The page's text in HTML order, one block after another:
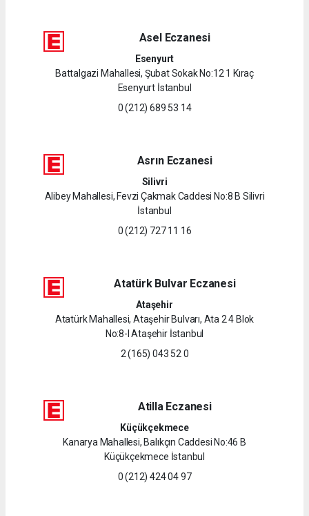
Asel Eczanesi
Esenyurt
Battalgazi Mahallesi, Şubat Sokak No:12 1 Kıraç
Esenyurt İstanbul
0 (212) 689 53 14
Asrın Eczanesi
Silivri
Alibey Mahallesi, Fevzi Çakmak Caddesi No:8 B Silivri
İstanbul
0 (212) 727 11 16
Atatürk Bulvar Eczanesi
Ataşehir
Atatürk Mahallesi, Ataşehir Bulvarı, Ata 2 4 Blok
No:8-I Ataşehir İstanbul
2 (165) 043 52 0
Atilla Eczanesi
Küçükçekmece
Kanarya Mahallesi, Balıkçın Caddesi No:46 B
Küçükçekmece İstanbul
0 (212) 424 04 97